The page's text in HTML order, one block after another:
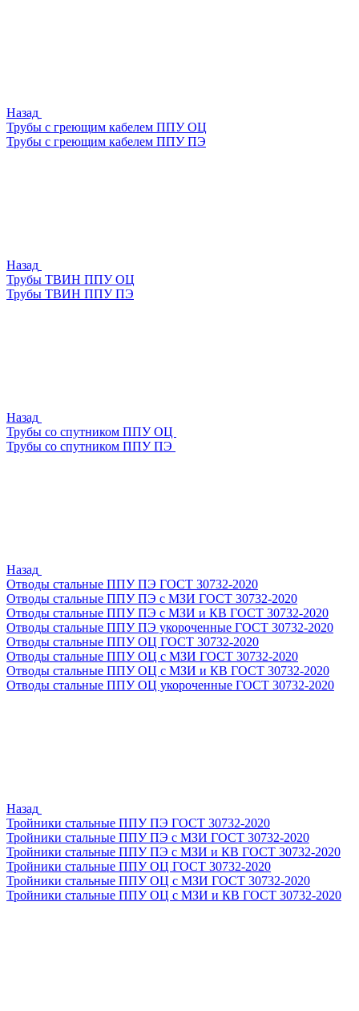
Назад
Трубы с греющим кабелем ППУ ОЦ
Трубы с греющим кабелем ППУ ПЭ
Назад
Трубы ТВИН ППУ ОЦ
Трубы ТВИН ППУ ПЭ
Назад
Трубы со спутником ППУ ОЦ
Трубы со спутником ППУ ПЭ
Назад
Отводы стальные ППУ ПЭ ГОСТ 30732-2020
Отводы стальные ППУ ПЭ с МЗИ ГОСТ 30732-2020
Отводы стальные ППУ ПЭ с МЗИ и КВ ГОСТ 30732-2020
Отводы стальные ППУ ПЭ укороченные ГОСТ 30732-2020
Отводы стальные ППУ ОЦ ГОСТ 30732-2020
Отводы стальные ППУ ОЦ с МЗИ ГОСТ 30732-2020
Отводы стальные ППУ ОЦ с МЗИ и КВ ГОСТ 30732-2020
Отводы стальные ППУ ОЦ укороченные ГОСТ 30732-2020
Назад
Тройники стальные ППУ ПЭ ГОСТ 30732-2020
Тройники стальные ППУ ПЭ с МЗИ ГОСТ 30732-2020
Тройники стальные ППУ ПЭ с МЗИ и КВ ГОСТ 30732-2020
Тройники стальные ППУ ОЦ ГОСТ 30732-2020
Тройники стальные ППУ ОЦ с МЗИ ГОСТ 30732-2020
Тройники стальные ППУ ОЦ с МЗИ и КВ ГОСТ 30732-2020